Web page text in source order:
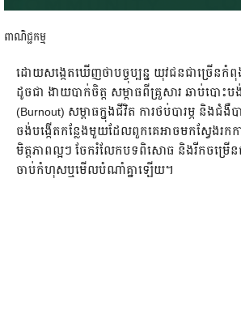
ពាណិជ្ជកម្ម
ដោយសង្កេតឃើញថាបច្ចុប្បន្ន យុវជនជាច្រើន
ដូចជា ងាយបាក់ចិត្ត សម្ពាធពីគ្រួសារ ឆាប់បោ
(Burnout) សម្ពាធក្នុងជីវិត ការថប់បារម្ភ និងជំ
ចង់បង្កើតកន្លែងមួយដែលពួកគេអាចមកស្វែងរកក
មិត្តភាពល្អៗ ចែករំលែកបទពិសោធ និងរីកចម្រើន
ចាប់កំហុសឬមើលបំណាំគ្នាឡើយ។